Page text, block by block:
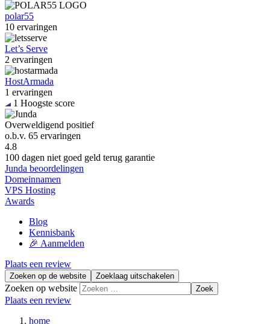
polar55
10 ervaringen
Let’s Serve
2 ervaringen
HostArmada
1 ervaringen
1 Hoogste score
Overweldigend positief
o.b.v. 65 ervaringen
4.8
100 dagen niet goed geld terug garantie
Junda beoordelingen
Domeinnamen
VPS Hosting
Awards
Blog
Kennisbank
🎉 Aanmelden
Plaats een review
Zoeken op de website Zoeklaag uitschakelen
Zoeken op website Zoek
Plaats een review
home